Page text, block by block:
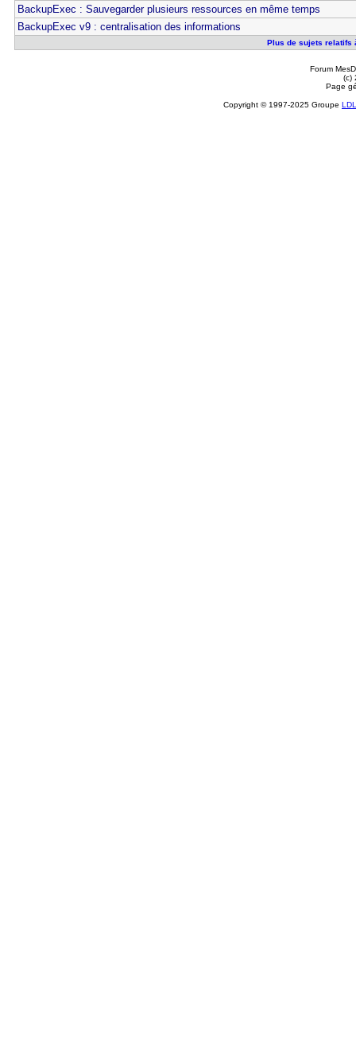
BackupExec : Sauvegarder plusieurs ressources en même temps
BackupExec v9 : centralisation des informations
Plus de sujets relatifs
Forum
(c)
Page
Copyright © 1997-2025 Groupe